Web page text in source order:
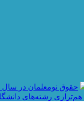
حقوق نومعلمان در سال ۱۴۰۵ چقدر است؟ | رقم جدید حقوق معلمان تازه استخدام شده و جزئیات رتبه بندی
هم‌ترازی رشته‌های